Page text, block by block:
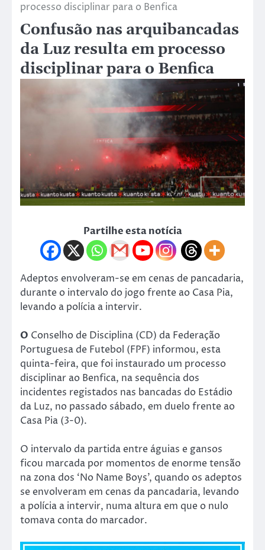
processo disciplinar para o Benfica
Confusão nas arquibancadas
da Luz resulta em processo
disciplinar para o Benfica
Partilhe esta notícia
Adeptos envolveram-se em cenas de pancadaria,
durante o intervalo do jogo frente ao Casa Pia,
levando a polícia a intervir.
O Conselho de Disciplina (CD) da Federação
Portuguesa de Futebol (FPF) informou, esta
quinta-feira, que foi instaurado um processo
disciplinar ao Benfica, na sequência dos
incidentes registados nas bancadas do Estádio
da Luz, no passado sábado, em duelo frente ao
Casa Pia (3-0).
O intervalo da partida entre águias e gansos
ficou marcada por momentos de enorme tensão
na zona dos ‘No Name Boys’, quando os adeptos
se envolveram em cenas da pancadaria, levando
a polícia a intervir, numa altura em que o nulo
tomava conta do marcador.